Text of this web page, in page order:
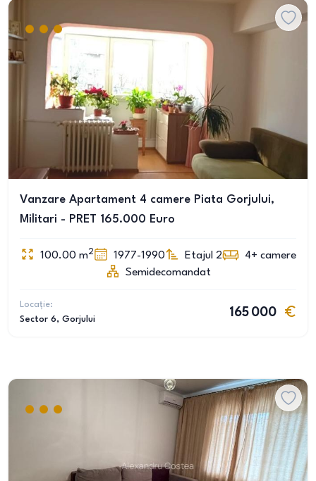
Vanzare Apartament 4 camere Piata Gorjului,
Militari - PRET 165.000 Euro
100.00 m2 1977-1990 Etajul 2 4+ camere
Semidecomandat
Locație:
Sector 6, Gorjului
165 000